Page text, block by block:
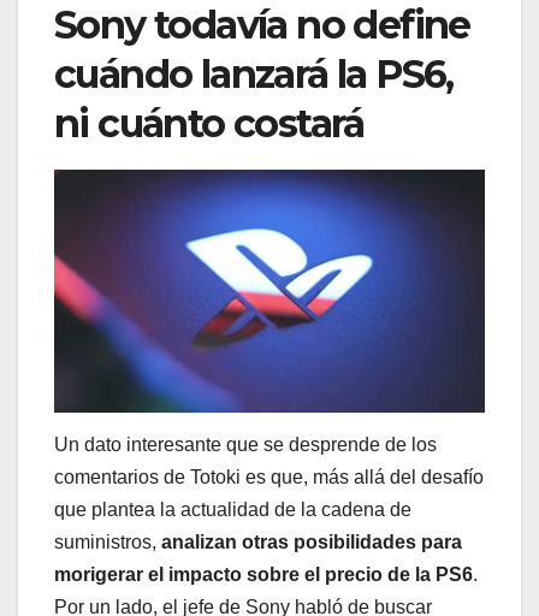
Sony todavía no define
cuándo lanzará la PS6,
ni cuánto costará
Un dato interesante que se desprende de los
comentarios de Totoki es que, más allá del desafío
que plantea la actualidad de la cadena de
suministros, analizan otras posibilidades para
morigerar el impacto sobre el precio de la PS6.
Por un lado, el jefe de Sony habló de buscar